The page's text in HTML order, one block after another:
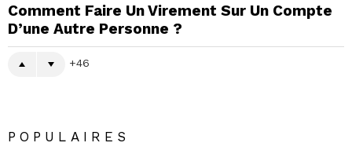
Comment Faire Un Virement Sur Un Compte
D’une Autre Personne ?
46
POPULAIRES